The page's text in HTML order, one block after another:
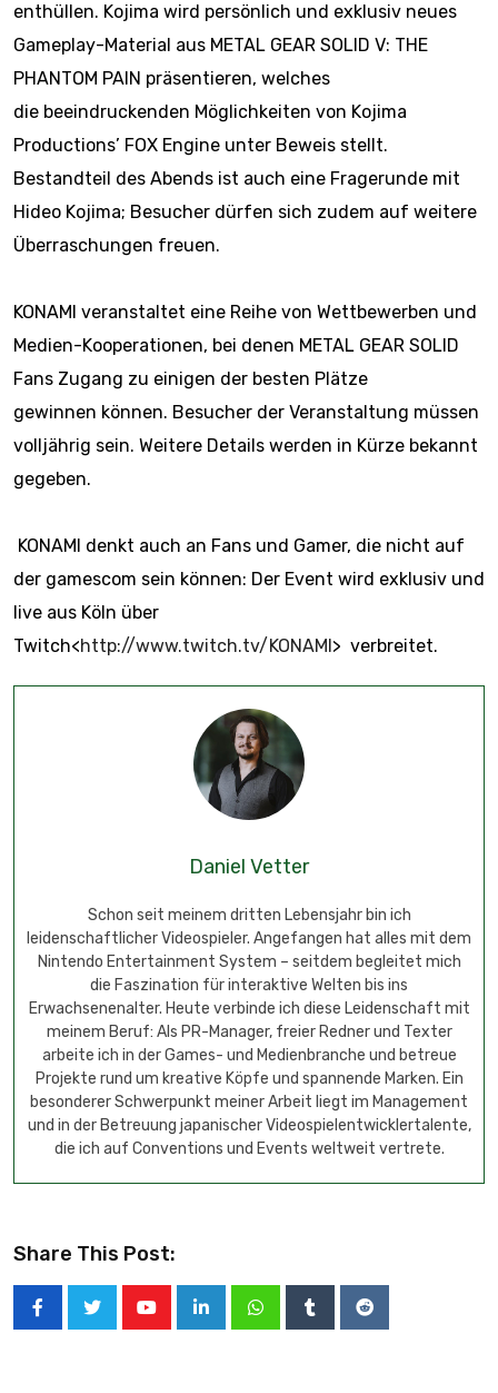
enthüllen. Kojima wird persönlich und exklusiv neues
Gameplay-Material aus METAL GEAR SOLID V: THE
PHANTOM PAIN präsentieren, welches
die beeindruckenden Möglichkeiten von Kojima
Productions’ FOX Engine unter Beweis stellt.
Bestandteil des Abends ist auch eine Fragerunde mit
Hideo Kojima; Besucher dürfen sich zudem auf weitere
Überraschungen freuen.
KONAMI veranstaltet eine Reihe von Wettbewerben und
Medien-Kooperationen, bei denen METAL GEAR SOLID
Fans Zugang zu einigen der besten Plätze
gewinnen können. Besucher der Veranstaltung müssen
volljährig sein. Weitere Details werden in Kürze bekannt
gegeben.
KONAMI denkt auch an Fans und Gamer, die nicht auf
der gamescom sein können: Der Event wird exklusiv und
live aus Köln über
Twitch<http://www.twitch.tv/KONAMI> verbreitet.
Daniel Vetter
Schon seit meinem dritten Lebensjahr bin ich
leidenschaftlicher Videospieler. Angefangen hat alles mit dem
Nintendo Entertainment System – seitdem begleitet mich
die Faszination für interaktive Welten bis ins
Erwachsenenalter. Heute verbinde ich diese Leidenschaft mit
meinem Beruf: Als PR-Manager, freier Redner und Texter
arbeite ich in der Games- und Medienbranche und betreue
Projekte rund um kreative Köpfe und spannende Marken. Ein
besonderer Schwerpunkt meiner Arbeit liegt im Management
und in der Betreuung japanischer Videospielentwicklertalente,
die ich auf Conventions und Events weltweit vertrete.
Share This Post: